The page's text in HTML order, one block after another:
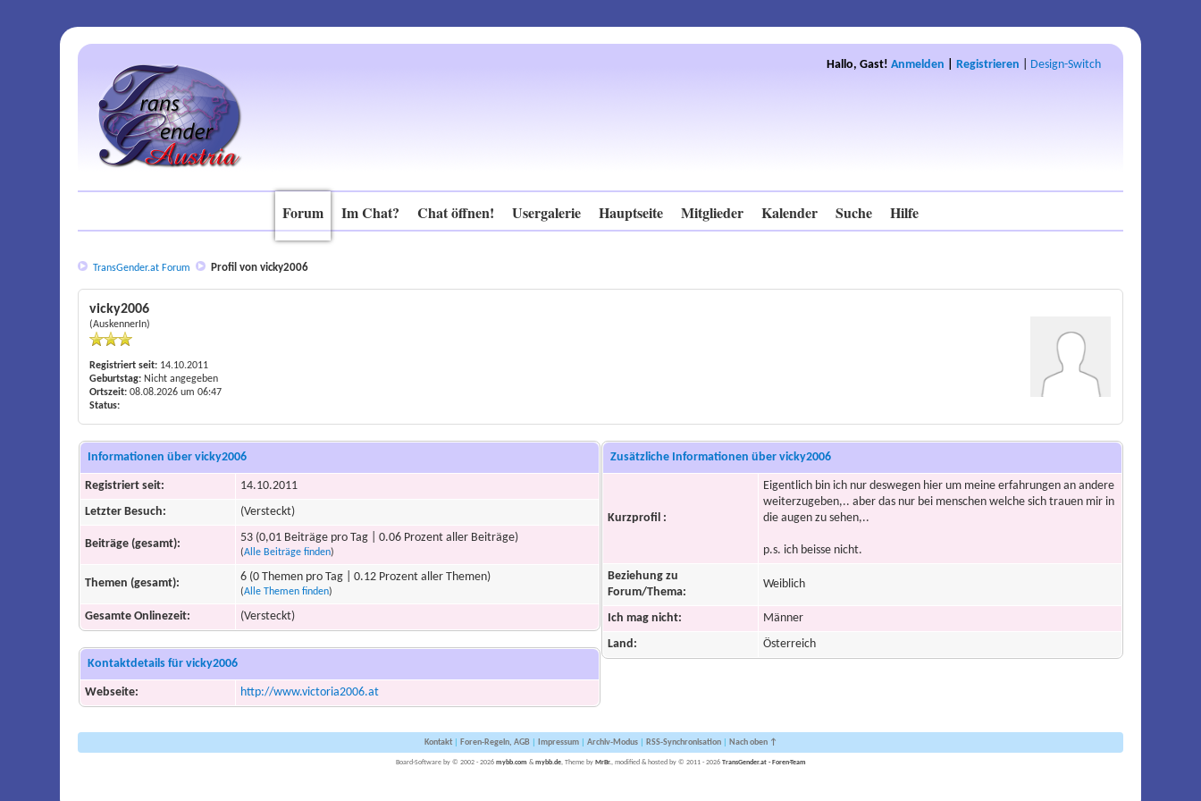
Hallo, Gast! Anmelden Registrieren Design-Switch
Forum Im Chat? Chat öffnen! Usergalerie Hauptseite Mitglieder Kalender Suche Hilfe
TransGender.at Forum Profil von vicky2006
vicky2006
(AuskennerIn)
Registriert seit: 14.10.2011
Geburtstag: Nicht angegeben
Ortszeit: 08.08.2026 um 06:47
Status:
Informationen über vicky2006
Registriert seit:
14.10.2011
Letzter Besuch:
(Versteckt)
Beiträge (gesamt): 53 (0,01 Beiträge pro Tag | 0.06 Prozent aller Beiträge)
(Alle Beiträge finden)
Themen (gesamt): 6 (0 Themen pro Tag | 0.12 Prozent aller Themen)
(Alle Themen finden)
Gesamte Onlinezeit: (Versteckt)
Kontaktdetails für vicky2006
Webseite: http://www.victoria2006.at
Zusätzliche Informationen über vicky2006
Kurzprofil :
Eigentlich bin ich nur deswegen hier um meine erfahrungen an andere
weiterzugeben,.. aber das nur bei menschen welche sich trauen mir in
die augen zu sehen,..
p.s. ich beisse nicht.
Beziehung zu
Forum/Thema:
Weiblich
Ich mag nicht:
Männer
Land:
Österreich
Kontakt| Foren-Regeln, AGB| Impressum| Archiv-Modus| RSS-Synchronisation| Nach oben ↑
Board-Software by © 2002 - 2026 mybb.com & mybb.de, Theme by MrBr., modified & hosted by © 2011 - 2026 TransGender.at - Foren-Team